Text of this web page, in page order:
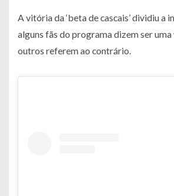
A vitória da ‘beta de cascais’ dividiu a
alguns fãs do programa dizem ser
outros referem ao contrário.